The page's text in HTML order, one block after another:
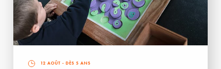
12 AOÛT - DÈS 5 ANS